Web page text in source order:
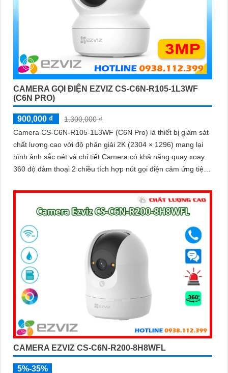
CAMERA GỌI ĐIỆN EZVIZ CS-C6N-R105-1L3WF
(C6N PRO)
900,000 ₫
1,300,000 ₫
Camera CS-C6N-R105-1L3WF (C6N Pro) là thiết bị giám sát
chất lượng cao với độ phân giải 2K (2304 × 1296) mang lại
hình ảnh sắc nét và chi tiết Camera có khả năng quay xoay
360 độ đàm thoại 2 chiều tích hợp nút gọi điện cảm ứng tiện
được trang bị công nghệ phát hiện chuyển động thông minh
tăng cường an ninh cho không gian của bạn. Loại Camera
quan sát Wifi Không Dây CS-C6N-R105-1L3WF 3
CAMERA EZVIZ CS-C6N-R200-8H8WFL
5%-35%